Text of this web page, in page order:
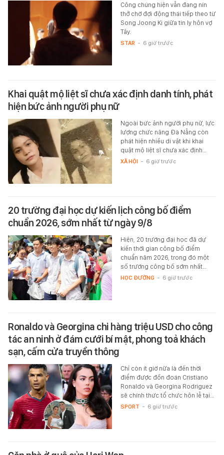
Công chúng hiện vẫn đang nín
thở chờ đợi động thái tiếp theo từ
Song Joong Ki giữa tin ly hôn vợ
Tây.
STAR - 6 giờ trước
Khai quật mộ liệt sĩ chưa xác định danh tính, phát
hiện bức ảnh người phụ nữ
Ngoài bức ảnh người phụ nữ, lực
lượng chức năng Đà Nẵng còn
phát hiện nhiều di vật khi khai
quật mộ liệt sĩ chưa xác định…
XÃ HỘI - 6 giờ trước
20 trường đại học dự kiến lịch công bố điểm
chuẩn 2026, sớm nhất từ ngày 9/8
Hiện, 20 trường đại học đã dự
kiến thời gian công bố điểm
chuẩn năm 2026, trong đó một
số trường công bố sớm nhất…
HỌC ĐƯỜNG - 6 giờ trước
Ronaldo và Georgina chi hàng triệu USD cho công
tác an ninh ở đám cưới bí mật, phong toả khách
sạn, cấm cửa truyền thông
Chỉ còn ít giờ nữa là đến thời
điểm được đồn đoán Cristiano
Ronaldo và Georgina Rodriguez
sẽ chính thức tổ chức hôn lễ tại…
SPORT - 6 giờ trước